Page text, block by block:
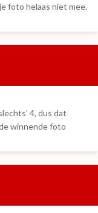
foto helaas niet mee.
4, dus dat
winnende foto